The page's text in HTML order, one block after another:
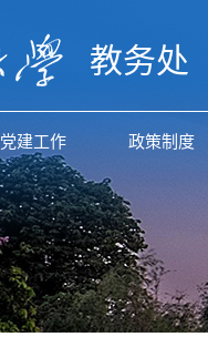
教务处
党建工作 政策制度